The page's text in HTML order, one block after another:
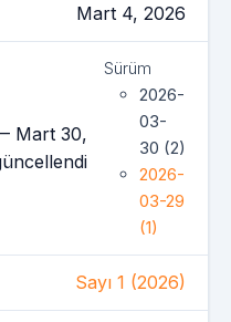
Mart 4, 2026
Mart 30,
Sürüm
2026-
03-
30 (2)
2026-
03-29
(1)
Sayı 1 (2026)